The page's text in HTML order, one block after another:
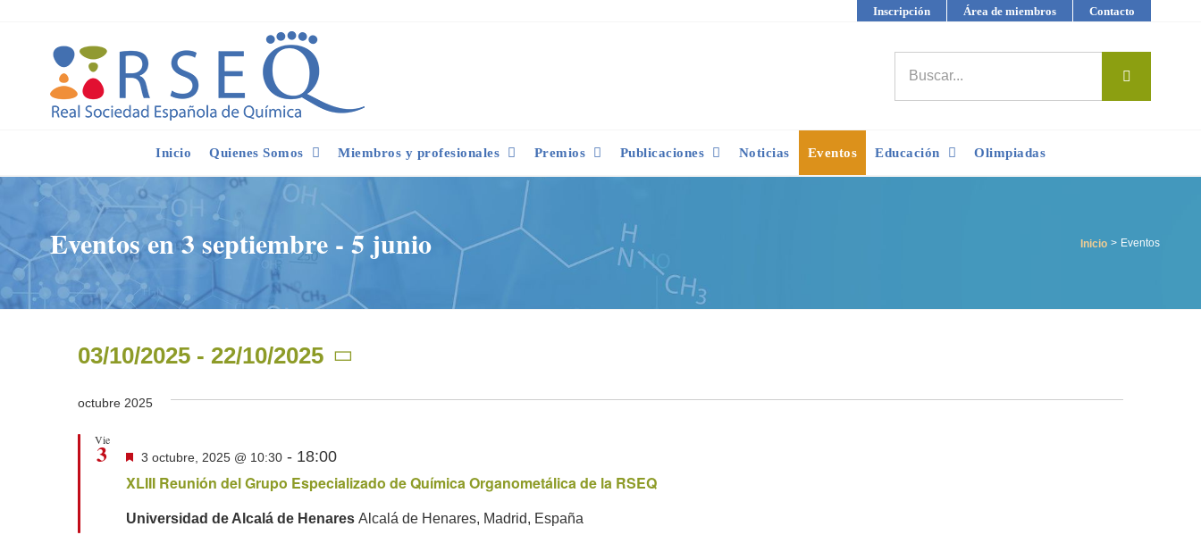
contenido
Inscripción Área de miembros Contacto
Inicio Quienes Somos Miembros y profesionales Premios Publicaciones Noticias Eventos Educación Olimpiadas
Eventos en 3 septiembre - 5 junio Inicio Eventos
03/10/2025 - 22/10/2025
fecha.
octubre 2025
Vie
3 Destacado
3 octubre, 2025 @ 10:30 - 18:00
XLIII Reunión del Grupo Especializado de Química Organometálica de la RSEQ
Universidad de Alcalá de Henares Alcalá de Henares, Madrid, España